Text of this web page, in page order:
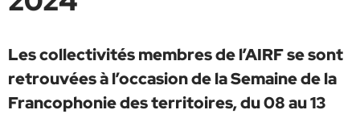
Les collectivités membres de l’AIRF se sont
retrouvées à l’occasion de la Semaine de la
Francophonie des territoires, du 08 au 13